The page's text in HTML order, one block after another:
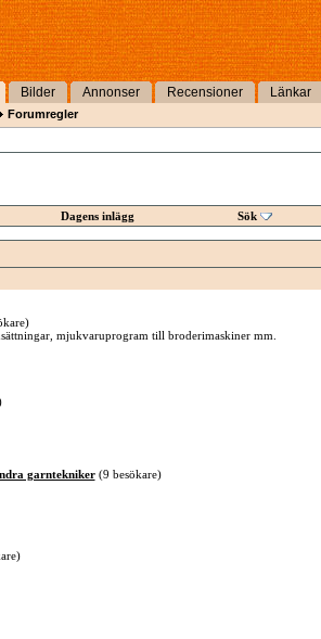
Bilder Annonser Recensioner Länkar
Forumregler
Dagens inlägg Sök
mjukvaruprogram till broderimaskiner mm.
garntekniker (9 besökare)